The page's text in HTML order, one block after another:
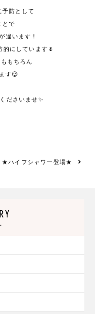
予防として
とで
違います！
にしています🌷
もちろん
す😉
ださいませ✨
★ハイフシャワー登場★